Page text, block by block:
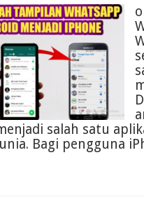
salah satu
Bagi pengguna